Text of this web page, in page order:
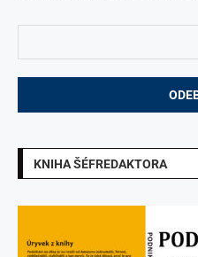
KNIHA ŠÉFREDAKTORA